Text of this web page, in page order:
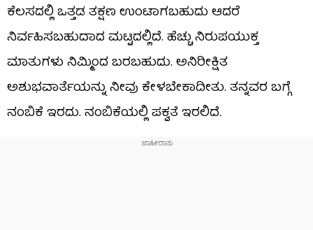
ಕೆಲಸದಲ್ಲಿ ಒತ್ತಡ ತಕ್ಷಣ ಉಂಟಾಗಬಹುದು ಆದರೆ
ನಿರ್ವಹಿಸಬಹುದಾದ ಮಟ್ಟದಲ್ಲಿದೆ. ಹೆಚ್ಚು ನಿರುಪಯುಕ್ತ
ಮಾತುಗಳು ನಿಮ್ಮಿಂದ ಬರಬಹುದು. ಅನಿರೀಕ್ಷಿತ
ಅಶುಭವಾರ್ತೆಯನ್ನು ನೀವು ಕೇಳಬೇಕಾದೀತು.‌ ತನ್ನವರ ಬಗ್ಗೆ
ನಂಬಿಕೆ ಇರದು. ನಂಬಿಕೆಯಲ್ಲಿ ಪಕ್ವತೆ ಇರಲಿದೆ.